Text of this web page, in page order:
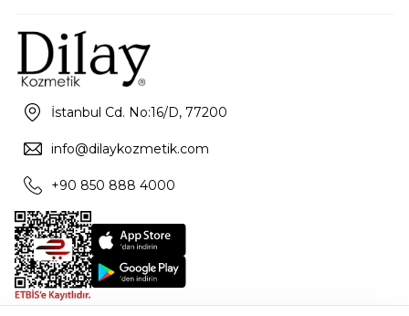
İstanbul Cd. No:16/D, 77200
info@dilaykozmetik.com
+90 850 888 4000